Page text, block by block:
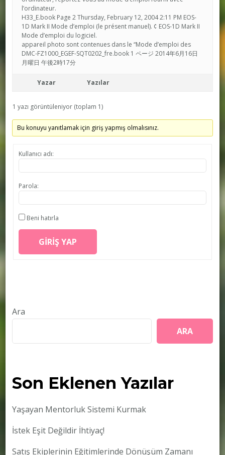
l’ordinateur.
H33_E.book Page 2 Thursday, February 12, 2004 2:11 PM EOS-
1D Mark II Mode d’emploi (le présent manuel). ¢ EOS-1D Mark II
Mode d’emploi du logiciel.
appareil photo sont contenues dans le “Mode d’emploi des
DMC-FZ1000_EGEF-SQT0202_fre.book 1 ページ 2014年6月16日
月曜日 午後2時17分
Yazar Yazılar
1 yazı görüntüleniyor (toplam 1)
Bu konuyu yanıtlamak için giriş yapmış olmalısınız.
Kullanıcı adı:
Parola:
Beni hatırla
GIRIŞ YAP
Ara
ARA
Son Eklenen Yazılar
Yaşayan Mentorluk Sistemi Kurmak
İstek Eşit Değildir İhtiyaç!
Satış Ekiplerinin Eğitimlerinde Dönüşüm Zamanı